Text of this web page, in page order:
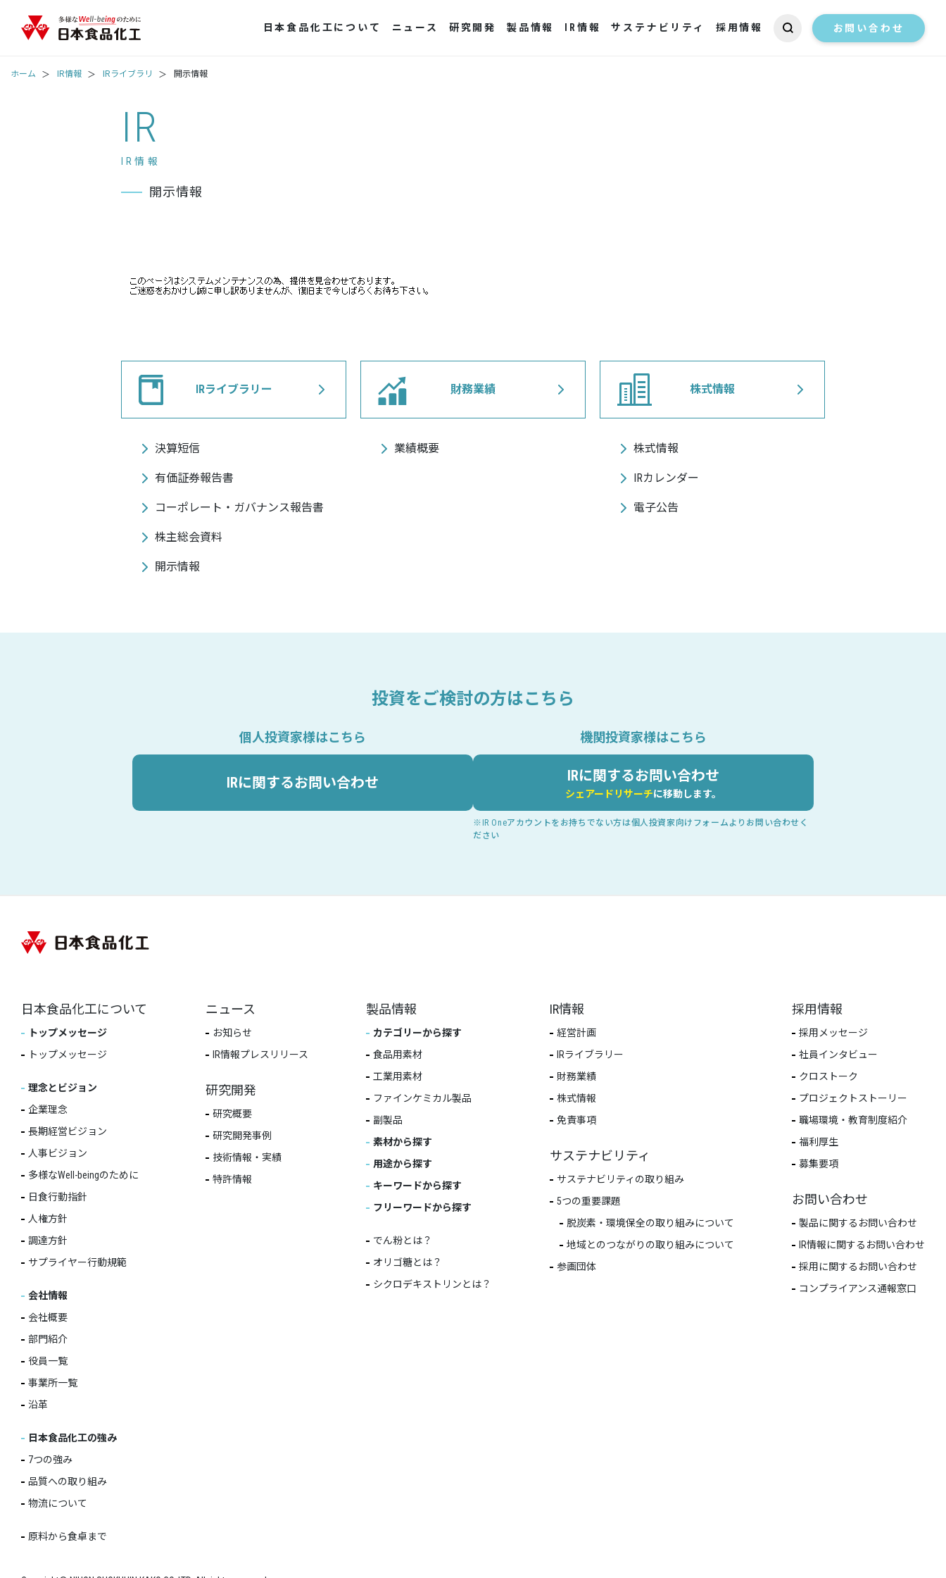
日本食品化工について ニュース 研究開発 製品情報 IR情報 サステナビリティ 採用情報 お問い合わせ
ホーム IR情報 IRライブラリ 開示情報
IR
IR情報
開示情報
IRライブラリー
決算短信
有価証券報告書
コーポレート・ガバナンス報告書
株主総会資料
開示情報
財務業績
業績概要
株式情報
株式情報
IRカレンダー
電子公告
投資をご検討の方はこちら
個人投資家様はこちら
IRに関するお問い合わせ
機関投資家様はこちら
IRに関するお問い合わせ
シェアードリサーチに移動します。
※IR Oneアカウントをお持ちでない方は個人投資家向けフォームよりお問い合わせく
ださい
日本食品化工について
トップメッセージ
トップメッセージ
理念とビジョン
企業理念
長期経営ビジョン
人事ビジョン
多様なWell-beingのために
日食行動指針
人権方針
調達方針
サプライヤー行動規範
会社情報
会社概要
部門紹介
役員一覧
事業所一覧
沿革
日本食品化工の強み
7つの強み
品質への取り組み
物流について
原料から食卓まで
ニュース
お知らせ
IR情報プレスリリース
研究開発
研究概要
研究開発事例
技術情報・実績
特許情報
製品情報
カテゴリーから探す
食品用素材
工業用素材
ファインケミカル製品
副製品
素材から探す
用途から探す
キーワードから探す
フリーワードから探す
でん粉とは？
オリゴ糖とは？
シクロデキストリンとは？
IR情報
経営計画
IRライブラリー
財務業績
株式情報
免責事項
サステナビリティ
サステナビリティの取り組み
5つの重要課題
脱炭素・環境保全の取り組みについて
地域とのつながりの取り組みについて
参画団体
採用情報
採用メッセージ
社員インタビュー
クロストーク
プロジェクトストーリー
職場環境・教育制度紹介
福利厚生
募集要項
お問い合わせ
製品に関するお問い合わせ
IR情報に関するお問い合わせ
採用に関するお問い合わせ
コンプライアンス通報窓口